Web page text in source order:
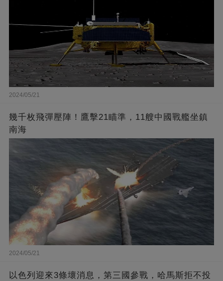
2024/05/21
幾千枚飛彈壓陣！鷹擊21瞄準，11艘中國戰艦坐鎮
南海
2024/05/21
以色列迎來3條壞消息，第三國參戰，哈馬斯拒不投